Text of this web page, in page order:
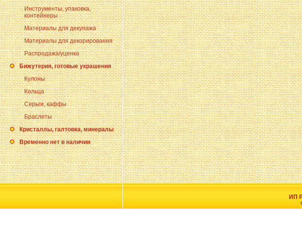
Инструменты, упаковка,
контейнеры
Материалы для декупажа
Материалы для декорирования
Распродажа/уценка
Бижутерия, готовые украшения
Кулоны
Кольца
Серьги, каффы
Браслеты
Кристаллы, галтовка, минералы
Временно нет в наличии
ИП